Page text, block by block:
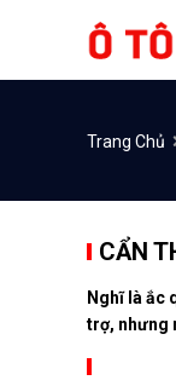
Trang Chủ
CẨN
Nghĩ là ắc
trợ, nhưng